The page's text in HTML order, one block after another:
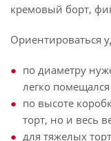
кремовый борт,
Ориентироваться
по диаметру
легко
по высоте
торт, но и весь
для тяжелых